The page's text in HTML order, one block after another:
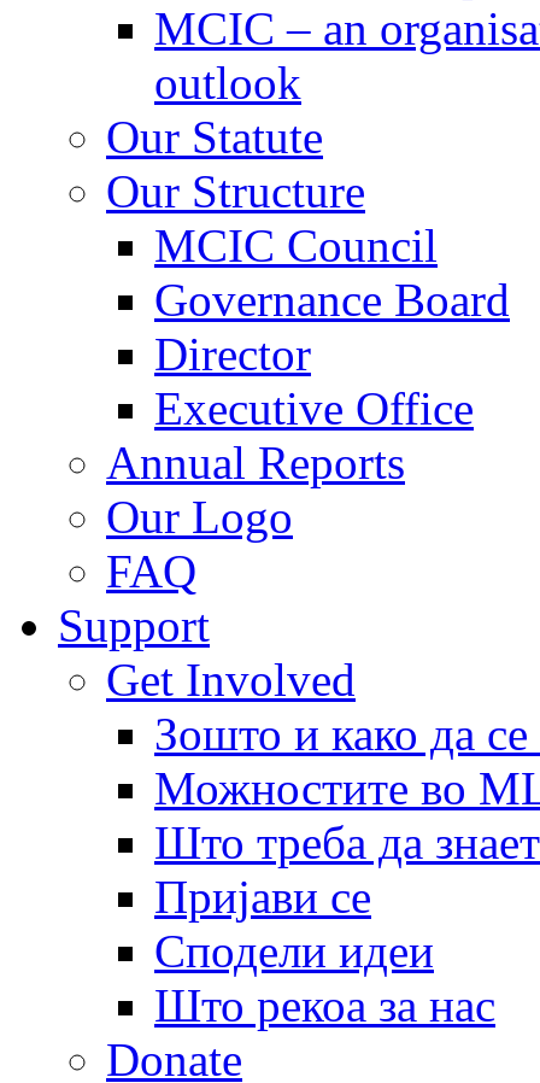
MCIC – an
outlook
Our Statute
Our Structure
MCIC Council
Governance Board
Director
Executive Office
Annual Reports
Our Logo
FAQ
Support
Get Involved
Зошто и како да
Можностите во
Што треба да
Пријави се
Сподели идеи
Што рекоа за нас
Donate